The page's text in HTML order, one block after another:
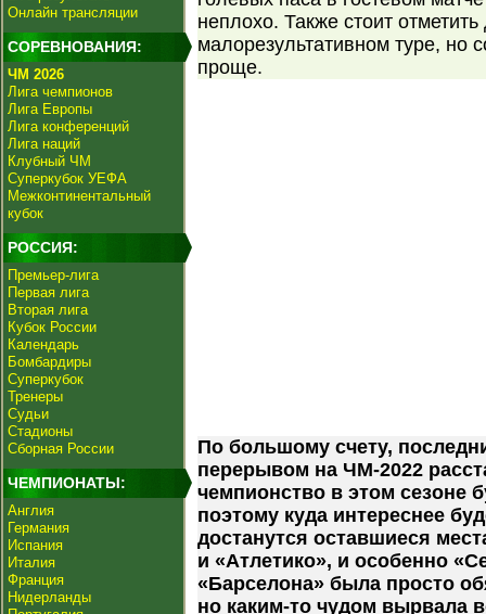
Онлайн трансляции
СОРЕВНОВАНИЯ:
ЧМ 2026
Лига чемпионов
Лига Европы
Лига конференций
Лига наций
Клубный ЧМ
Суперкубок УЕФА
Межконтинентальный
кубок
РОССИЯ:
Премьер-лига
Первая лига
Вторая лига
Кубок России
Календарь
Бомбардиры
Суперкубок
Тренеры
Судьи
Стадионы
Сборная России
ЧЕМПИОНАТЫ:
Англия
Германия
Испания
Италия
Франция
Нидерланды
неплохо. Также стоит
малорезультативном туре, но
проще.
По большому счету,
перерывом на ЧМ-2022
чемпионство в этом сезоне
поэтому куда интереснее
достанутся оставшиеся
и «Атлетико», и особенно
«Барселона» была просто
но каким-то чудом вырвала